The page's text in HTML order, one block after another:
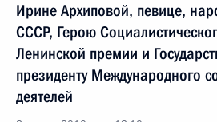
Ирине Архиповой, певице,
СССР, Герою
Ленинской премии и
президенту Международного
деятелей